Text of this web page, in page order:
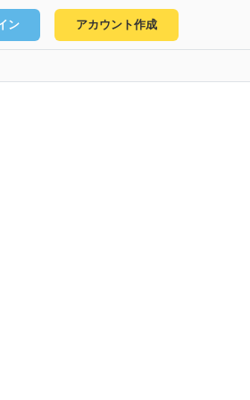
ン アカウント作成